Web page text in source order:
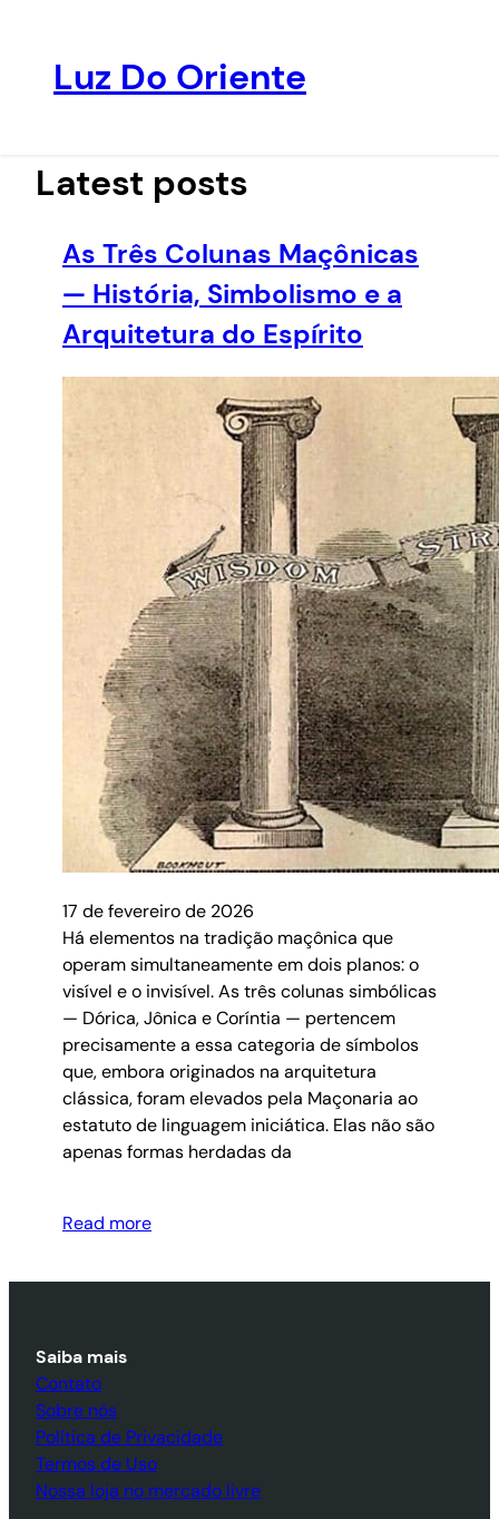
conteúdo
Luz Do Oriente
Latest posts
As Três Colunas Maçônicas
— História, Simbolismo e a
Arquitetura do Espírito
17 de fevereiro de 2026
Há elementos na tradição maçônica que
operam simultaneamente em dois planos: o
visível e o invisível. As três colunas simbólicas
— Dórica, Jônica e Coríntia — pertencem
precisamente a essa categoria de símbolos
que, embora originados na arquitetura
clássica, foram elevados pela Maçonaria ao
estatuto de linguagem iniciática. Elas não são
apenas formas herdadas da
Read more
Saiba mais
Contato
Sobre nós
Política de Privacidade
Termos de Uso
Nossa loja no mercado livre